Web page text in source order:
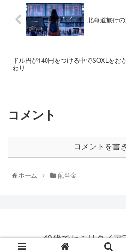
北海道旅行
ドル円が140円をつける中でSOXLをお
わり
コメント
コメントを書
ホーム 配当金
40代でセミリタイア